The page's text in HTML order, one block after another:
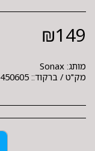
₪149
מותג: Sonax
מק"ט / ברקוד:: 450605